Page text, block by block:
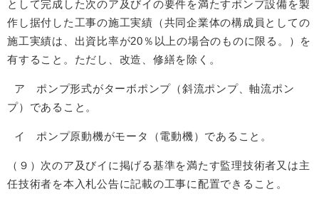
として完成した次のア及びイの要件を満たすポンプ設備を製
作し据付した工事の施工実績（共同企業体の構成員としての
施工実績は、出資比率が20％以上の場合のものに限る。）を
有すること。ただし、改造、修繕を除く。
ア ポンプ形式がターボポンプ（斜流ポンプ、軸流ポン
プ）であること。
イ ポンプ原動機がモータ（電動機）であること。
（９）次のア及びイに掲げる基準を満たす監理技術者又は主
任技術者を本入札公告に記載の工事に配置できること。